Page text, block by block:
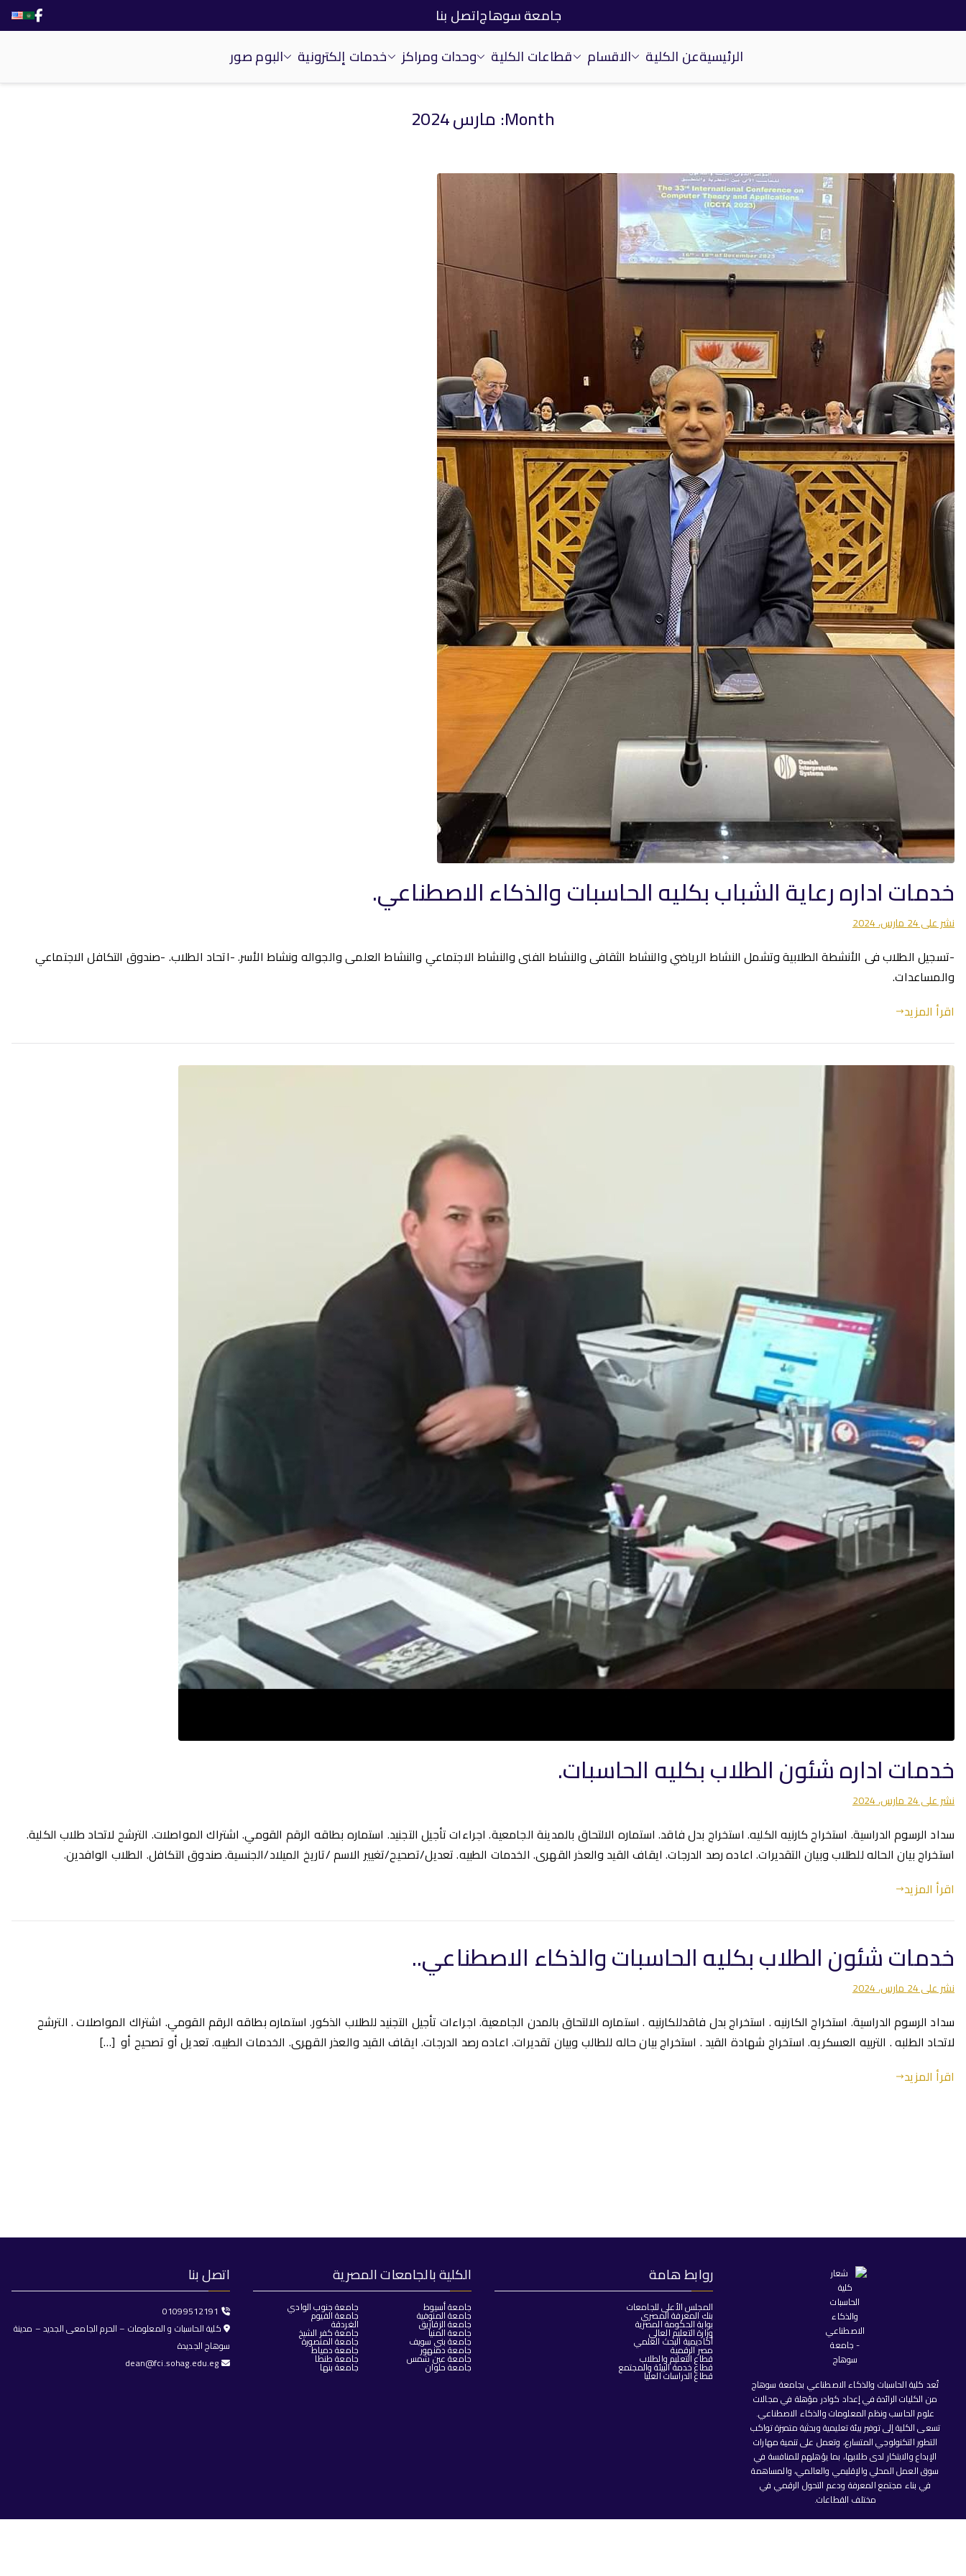
جامعة سوهاجاتصل بنا
كلية الحاسبات والذكاء الاصطناعي
الرئيسيةعن الكلية الاقسام قطاعات الكلية وحدات ومراكز خدمات إلكترونية البوم صور
Month: مارس 2024
خدمات اداره رعاية الشباب بكليه الحاسبات والذكاء الاصطناعي.
نشر على24 مارس، 2024
-تسجيل الطلاب فى الأنشطة الطلابية وتشمل النشاط الرياضي والنشاط الثقافى والنشاط الفنى والنشاط الاجتماعي والنشاط العلمى والجواله ونشاط الأسر. -اتحاد الطلاب. -صندوق التكافل الاجتماعي
والمساعدات.
اقرأ المزيد
خدمات اداره شئون الطلاب بكليه الحاسبات.
نشر على24 مارس، 2024
سداد الرسوم الدراسية. استخراج كارنيه الكليه. استخراج بدل فاقد. استماره الالتحاق بالمدينة الجامعية. اجراءات تأجيل التجنيد. استماره بطاقه الرقم القومي. اشتراك المواصلات. الترشح لاتحاد طلاب الكلية.
استخراج بيان الحاله للطلاب وبيان التقديرات. اعاده رصد الدرجات. ايقاف القيد والعذر القهرى. الخدمات الطبيه. تعديل/تصحيح/تغيير الاسم /تاريخ الميلاد/الجنسية. صندوق التكافل. الطلاب الوافدين.
اقرأ المزيد
خدمات شئون الطلاب بكليه الحاسبات والذكاء الاصطناعي..
نشر على24 مارس، 2024
سداد الرسوم الدراسية. استخراج الكارنيه . استخراج بدل فاقدللكارنيه . استماره الالتحاق بالمدن الجامعية. اجراءات تأجيل التجنيد للطلاب الذكور. استماره بطاقه الرقم القومي. اشتراك المواصلات . الترشح
لاتحاد الطلبه . التربيه العسكريه. استخراج شهادة القيد . استخراج بيان حاله للطالب وبيان تقديرات. اعاده رصد الدرجات. ايقاف القيد والعذر القهرى. الخدمات الطبيه. تعديل أو تصحيح أو […]
اقرأ المزيد
تُعد كلية الحاسبات والذكاء الاصطناعي بجامعة سوهاج
من الكليات الرائدة في إعداد كوادر مؤهلة في مجالات
علوم الحاسب ونظم المعلومات والذكاء الاصطناعي.
تسعى الكلية إلى توفير بيئة تعليمية وبحثية متميزة تواكب
التطور التكنولوجي المتسارع، وتعمل على تنمية مهارات
الإبداع والابتكار لدى طلابها، بما يؤهلهم للمنافسة في
سوق العمل المحلي والإقليمي والعالمي، والمساهمة
في بناء مجتمع المعرفة ودعم التحول الرقمي في
مختلف القطاعات.
روابط هامة
المجلس الأعلى للجامعات
بنك المعرفة المصري
بوابة الحكومة المصرية
وزارة التعليم العالي
أكاديمية البحث العلمي
مصر الرقمية
قطاع التعليم والطلاب
قطاع خدمة البيئة والمجتمع
قطاع الدراسات العليا
الكلية بالجامعات المصرية
جامعة أسيوط
جامعة المنوفية
جامعة الزقازيق
جامعة المنيا
جامعة بني سويف
جامعة دمنهور
جامعة عين شمس
جامعة حلوان
جامعة جنوب الوادي
جامعة الفيوم
الغردقة
جامعة كفر الشيخ
جامعة المنصورة
جامعة دمياط
جامعة طنطا
جامعة بنها
اتصل بنا
01099512191
كلية الحاسبات و المعلومات – الحرم الجامعى الجديد – مدينة
سوهاج الجديدة